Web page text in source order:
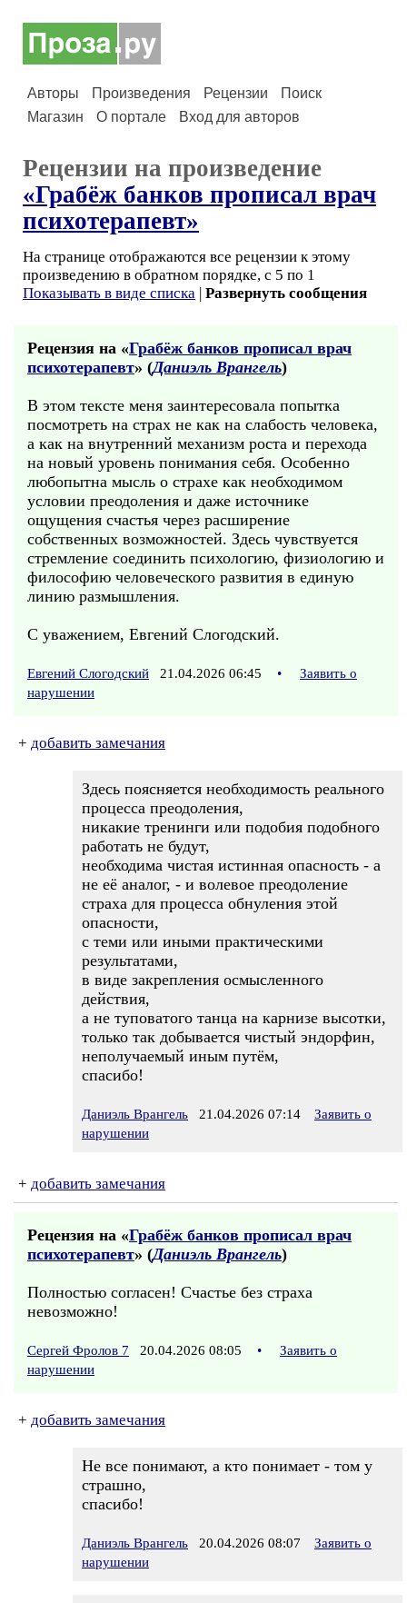
Авторы Произведения Рецензии
Поиск
Магазин
О портале Вход для авторов
Рецензии на произведение
«Грабёж банков прописал врач
психотерапевт»
На странице отображаются все рецензии к этому
произведению в обратном порядке, с 5 по 1
Показывать в виде списка | Развернуть сообщения
Рецензия на «Грабёж банков прописал врач
психотерапевт» (Даниэль Врангель)
В этом тексте меня заинтересовала попытка
посмотреть на страх не как на слабость человека,
а как на внутренний механизм роста и перехода
на новый уровень понимания себя. Особенно
любопытна мысль о страхе как необходимом
условии преодоления и даже источнике
ощущения счастья через расширение
собственных возможностей. Здесь чувствуется
стремление соединить психологию, физиологию и
философию человеческого развития в единую
линию размышления.
С уважением, Евгений Слогодский.
Евгений Слогодский 21.04.2026 06:45 •
Заявить о
нарушении
+ добавить замечания
Здесь поясняется необходимость реального
процесса преодоления,
никакие тренинги или подобия подобного
работать не будут,
необходима чистая истинная опасность - а
не её аналог, - и волевое преодоление
страха для процесса обнуления этой
опасности,
с теми или иными практическими
результатами,
в виде закрепления осмысленного
действия,
а не туповатого танца на карнизе высотки,
только так добывается чистый эндорфин,
неполучаемый иным путём,
спасибо!
Даниэль Врангель 21.04.2026 07:14
Заявить о
нарушении
+ добавить замечания
Рецензия на «Грабёж банков прописал врач
психотерапевт» (Даниэль Врангель)
Полностью согласен! Счастье без страха
невозможно!
Сергей Фролов 7 20.04.2026 08:05 •
Заявить о
нарушении
+ добавить замечания
Не все понимают, а кто понимает - том у
страшно,
спасибо!
Даниэль Врангель 20.04.2026 08:07
Заявить о
нарушении